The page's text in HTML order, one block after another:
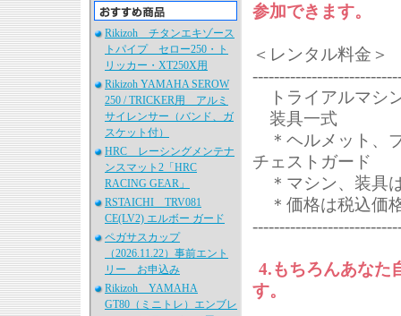
Rikizoh チタンエキゾース
トパイプ セロー250・ト
リッカー・XT250X用
Rikizoh YAMAHA SEROW
250 / TRICKER用 アルミ
サイレンサー（バンド、ガ
スケット付）
HRC レーシングメンテナ
ンスマット2「HRC
RACING GEAR」
RSTAICHI TRV081
CE(LV2) エルボー ガード
ペガサスカップ
（2026.11.22）事前エント
リー お申込み
Rikizoh YAMAHA
GT80（ミニトレ）エンブレ
参加できます。
＜レンタル料金＞
トライアルマシ
装具一式
＊ヘルメット、
チェストガード
＊マシン、装具
＊価格は税込価
4.もちろんあなた
す。